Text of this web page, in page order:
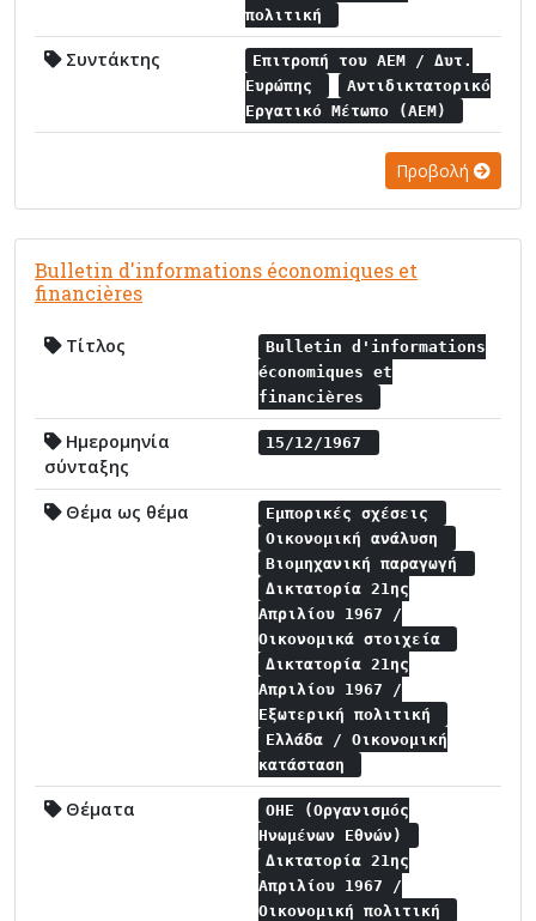
πολιτική
Συντάκτης
Επιτροπή του ΑΕΜ / Δυτ.
Ευρώπης
Αντιδικτατορικό
Εργατικό Μέτωπο (ΑΕΜ)
Προβολή
Bulletin d'informations économiques et
financières
Τίτλος
Bulletin d'informations
économiques et
financières
Ημερομηνία
σύνταξης
15/12/1967
Θέμα ως θέμα
Εμπορικές σχέσεις
Οικονομική ανάλυση
Βιομηχανική παραγωγή
Δικτατορία 21ης
Απριλίου 1967 /
Οικονομικά στοιχεία
Δικτατορία 21ης
Απριλίου 1967 /
Εξωτερική πολιτική
Ελλάδα / Οικονομική
κατάσταση
Θέματα
ΟΗΕ (Οργανισμός
Ηνωμένων Εθνών)
Δικτατορία 21ης
Απριλίου 1967 /
Οικονομική πολιτική